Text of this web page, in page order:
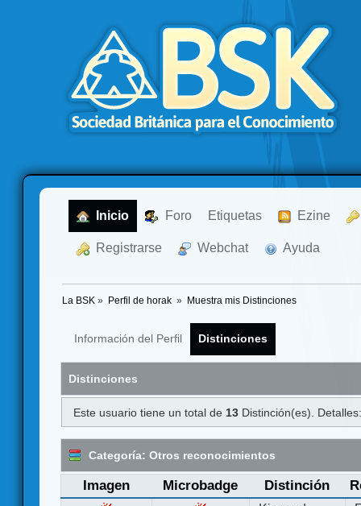
Inicio Foro Etiquetas Ezine
Registrarse Webchat Ayuda
La BSK » Perfil de horak » Muestra mis Distinciones
Información del Perfil Distinciones
Distinciones
Este usuario tiene un total de 13 Distinción(es).
Categoría: Otros reconocimientos
Imagen Microbadge Distinción